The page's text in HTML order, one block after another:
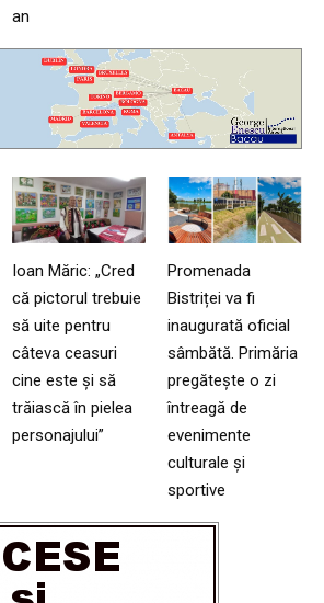
an
Ioan Măric: „Cred
că pictorul trebuie
să uite pentru
câteva ceasuri
cine este și să
trăiască în pielea
personajului”
Promenada
Bistriței va fi
inaugurată oficial
sâmbătă. Primăria
pregătește o zi
întreagă de
evenimente
culturale și
sportive